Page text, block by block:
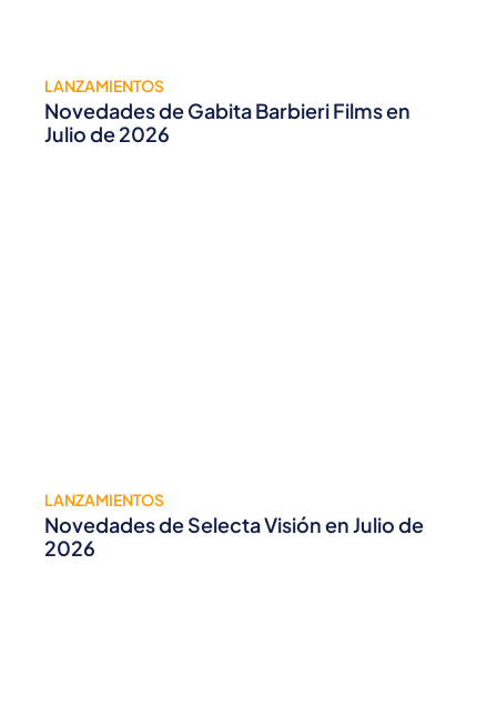
LANZAMIENTOS
Novedades de Gabita Barbieri Films en
Julio de 2026
LANZAMIENTOS
Novedades de Selecta Visión en Julio de
2026